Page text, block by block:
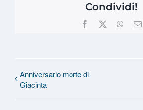
Condividi!
Facebook
Anniversario morte di
Giacinta